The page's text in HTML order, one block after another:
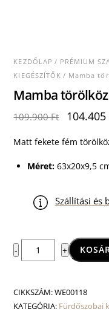
KEZDŐLAP / PRÉMIUM
KIEGÉSZÍTŐK / Mamba
Mamba
109.900Ft
Original
was:
104.405
Matt fekete fém
Méret:63x20x9,5
Szállítási és
-
Mamba
törölközőtartó
mennyiség
+
CIKKSZÁM:WE00118
KATEGÓRIA: Fürdőszobai